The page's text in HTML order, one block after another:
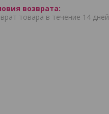
товара в течение 14 дней